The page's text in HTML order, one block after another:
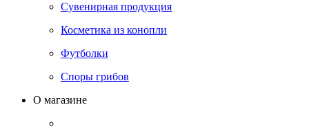
Сувенирная продукция
Косметика из конопли
Футболки
Споры грибов
О магазине